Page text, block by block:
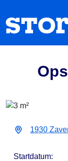
1930
Startdatum: